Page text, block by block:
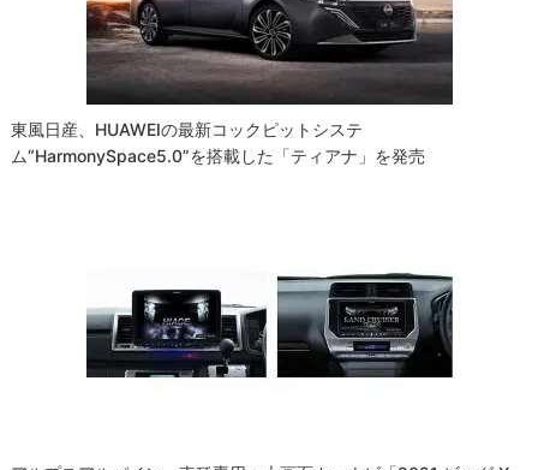
東風日産、HUAWEIの最新コックピットシステ
ム“HarmonySpace5.0”を搭載した「ティアナ」を発売